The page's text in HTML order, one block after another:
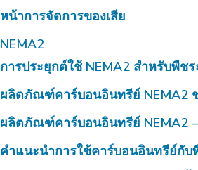
หน้าการจัดการของเสีย
NEMA2
การประยุกต์ใช้ NEMA2 สำหรับพืช
ผลิตภัณฑ์คาร์บอนอินทรีย์ NEMA2
ผลิตภัณฑ์คาร์บอนอินทรีย์ NEMA2
คำแนะนำการใช้คาร์บอนอินทรีย์กับ